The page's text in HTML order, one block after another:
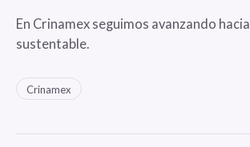
En Crinamex seguimos avanzando
sustentable.
Crinamex